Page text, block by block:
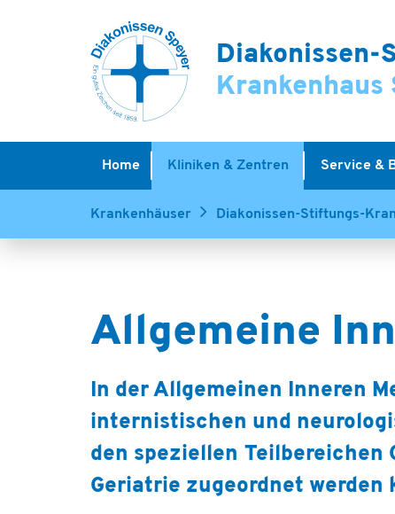
Diakonissen-
Krankenhaus
Home Kliniken & Zentren Service &
Krankenhäuser Diakonissen-Stiftungs-
Allgemeine
In der Allgemeinen Inneren
internistischen und
den speziellen Teilbereichen
Geriatrie zugeordnet werden